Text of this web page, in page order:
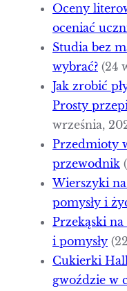
Oceny
oceniać
Studia bez
wybrać? (24
Jak zrobić
Prosty
września,
Przedmioty
przewodnik
Wierszyki
pomysły i
Przekąski
i pomysły
Cukierki
gwoździe w